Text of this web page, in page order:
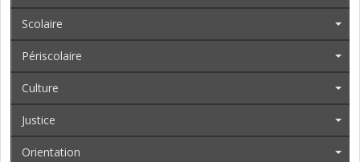
Scolaire
Périscolaire
Culture
Justice
Orientation